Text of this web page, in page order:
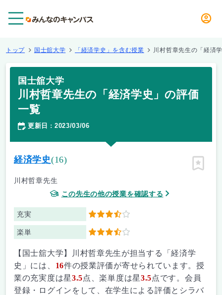
トップ 国士舘大学 「経済学史」を含む授業 川村哲章先生の「経済
国士舘大学
川村哲章先生の「経済学史」の評価
一覧
更新日 ： 2023/03/06
経済学史(16)
川村哲章先生
この先生の他の授業を確認する
充実 3.5
楽単 3.5
ピン留
【国士舘大学】川村哲章先生が担当する「経済学
史」には、 16件の授業評価が寄せられています。授
業の充実度は星3.5点、楽単度は星3.5点です。会員
登録・ログインをして、在学生による評価とシラバ